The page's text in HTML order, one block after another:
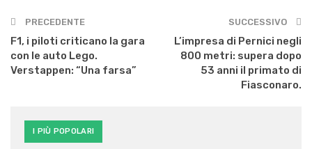
PRECEDENTE
F1, i piloti criticano la gara
con le auto Lego.
Verstappen: “Una farsa”
SUCCESSIVO
L’impresa di Pernici negli
800 metri: supera dopo
53 anni il primato di
Fiasconaro.
I PIÙ POPOLARI